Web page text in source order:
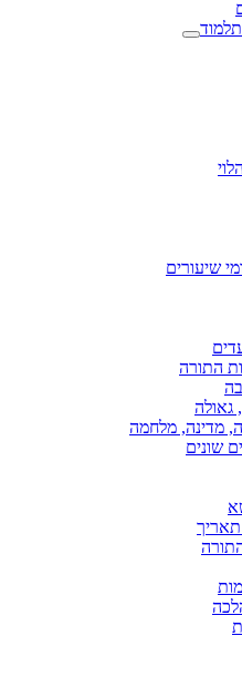
שיעורים
התורה
גאולה
מדינה, מלחמה
שונים